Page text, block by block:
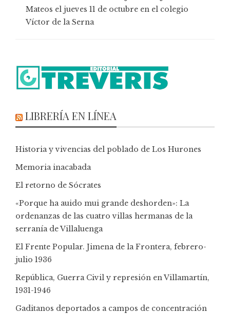
Mateos el jueves 11 de octubre en el colegio
Víctor de la Serna
LIBRERÍA EN LÍNEA
Historia y vivencias del poblado de Los Hurones
Memoria inacabada
El retorno de Sócrates
«Porque ha auido mui grande deshorden»: La
ordenanzas de las cuatro villas hermanas de la
serranía de Villaluenga
El Frente Popular. Jimena de la Frontera, febrero-
julio 1936
República, Guerra Civil y represión en Villamartín,
1931-1946
Gaditanos deportados a campos de concentración